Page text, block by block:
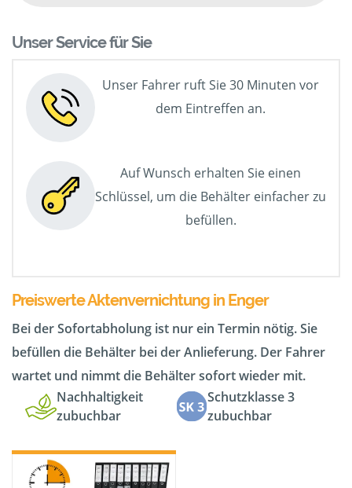
Unser Service für Sie
Unser Fahrer ruft Sie 30 Minuten vor
dem Eintreffen an.
Auf Wunsch erhalten Sie einen
Schlüssel, um die Behälter einfacher zu
befüllen.
Preiswerte Aktenvernichtung in Enger
Bei der Sofortabholung ist nur ein Termin nötig. Sie
befüllen die Behälter bei der Anlieferung. Der Fahrer
wartet und nimmt die Behälter sofort wieder mit.
Nachhaltigkeit
zubuchbar
Schutzklasse 3
zubuchbar